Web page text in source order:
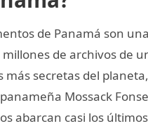
de Panamá son
millones de archivos de
más secretas del
Mossack
abarcan casi los